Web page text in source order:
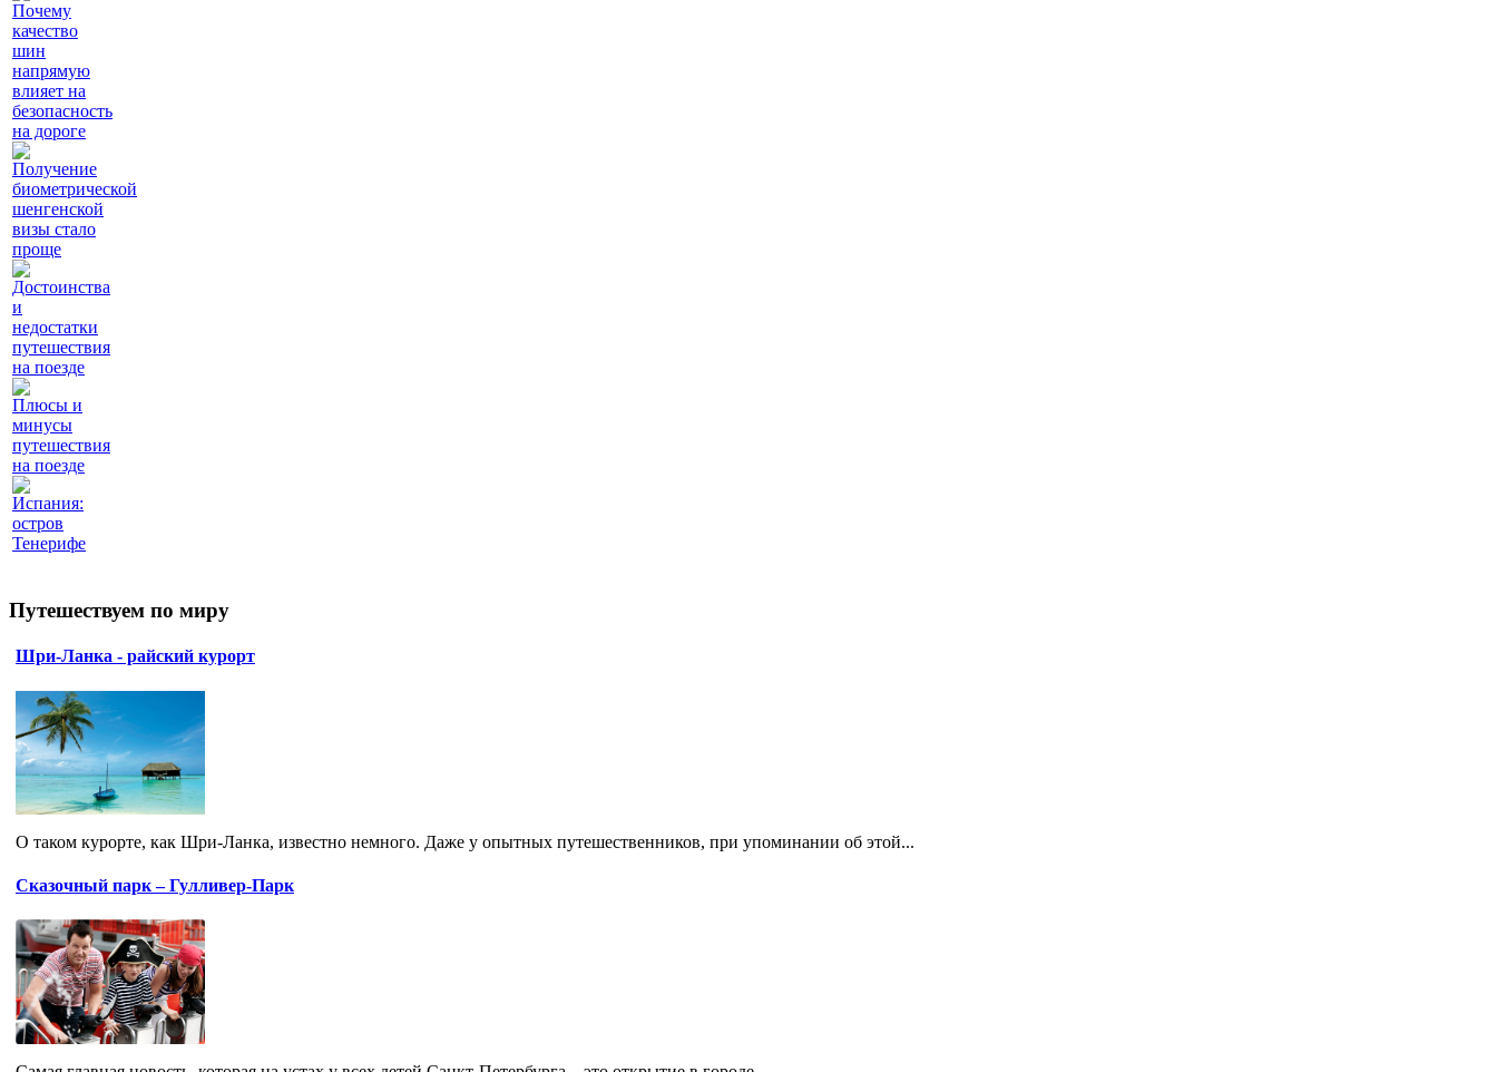
Почему
качество
шин
напрямую
влияет на
безопасность
на дороге
Получение
биометрической
шенгенской
визы стало
проще
Достоинства
и
недостатки
путешествия
на поезде
Плюсы и
минусы
путешествия
на поезде
Испания:
остров
Тенерифе
Путешествуем по миру
Шри-Ланка - райский курорт
О таком курорте, как Шри-Ланка, известно немного. Даже у опытных путешественников, при упоминании об этой...
Сказочный парк – Гулливер-Парк